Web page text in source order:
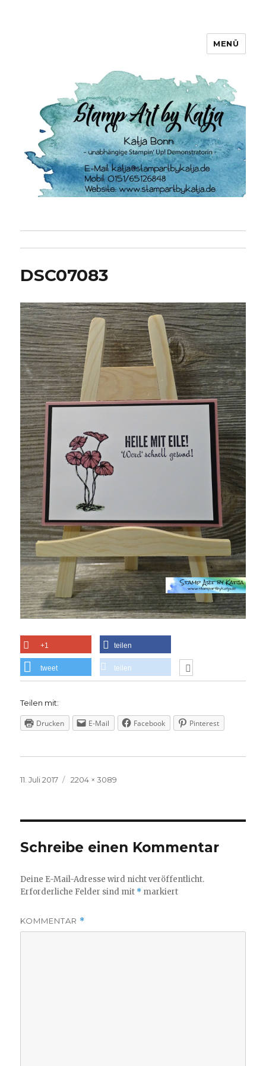
MENÜ
DSC07083
+1 teilen
tweet teilen
Teilen mit:
Drucken E-Mail Facebook Pinterest
Veröffentlicht
11. Juli 2017
Volle
2204 × 3089
Schreibe einen Kommentar
Deine E-Mail-Adresse wird nicht veröffentlicht.
Erforderliche Felder sind mit * markiert
KOMMENTAR *